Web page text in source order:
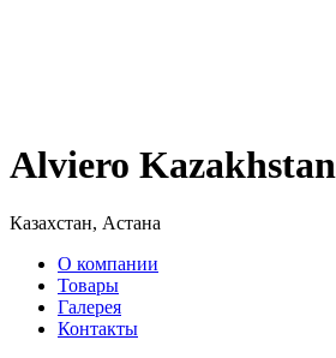
Alviero Kazakhstan
Казахстан, Астана
О компании
Товары
Галерея
Контакты